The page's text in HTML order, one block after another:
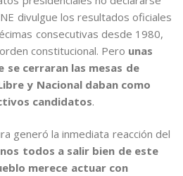
divulgue los resultados oficiales
consecutivas desde 1980,
constitucional. Pero unas
se cerraran las mesas de
y Nacional daban como
candidatos.
generó la inmediata reacción del
todos a salir bien de este
merece actuar con